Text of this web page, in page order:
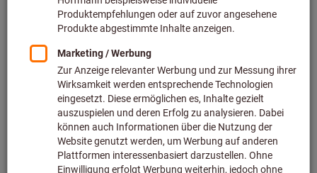
In den Warenkorb
Voraussichtliche Lieferzeit: 1-2 Wochen
Bitte beachten Sie die Lieferzeit und eingeschränkte